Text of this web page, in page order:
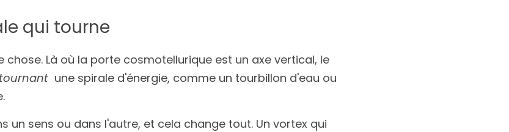
qui tourne
chose. Là où la porte cosmotellurique est un axe vertical, le
tournant
  une spirale d'énergie, comme un tourbillon d'eau ou
un sens ou dans l'autre, et cela change tout. Un vortex qui